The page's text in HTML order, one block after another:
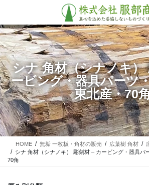
テ
ン
ツ
に
移
動
ゲ
ー
シ
ョ
ン
に
移
動
シナ 角材（シナノキ）
ービング・器具パーツ
東北産・70
HOME 無垢 一枚板・角材の販売 広葉樹 角材
シナ 角材（シナノキ） 彫刻材 – カービング・器具パ
70角